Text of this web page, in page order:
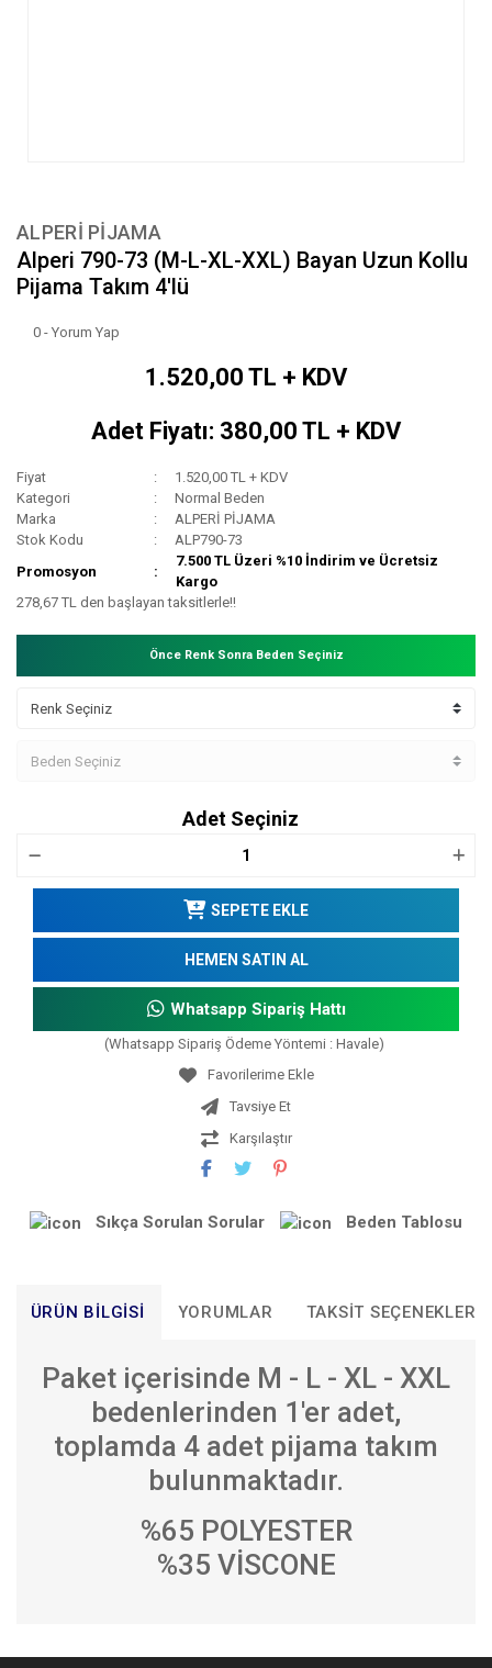
ALPERİ PİJAMA
Alperi 790-73 (M-L-XL-XXL) Bayan Uzun Kollu
Pijama Takım 4'lü
0 - Yorum Yap
1.520,00 TL + KDV
Adet Fiyatı: 380,00 TL + KDV
Fiyat
1.520,00 TL + KDV
Kategori
Normal Beden
Marka
ALPERİ PİJAMA
Stok Kodu
ALP790-73
Promosyon
7.500 TL Üzeri %10 İndirim ve Ücretsiz
Kargo
278,67 TL den başlayan taksitlerle!!
Önce Renk Sonra Beden Seçiniz
Adet Seçiniz
SEPETE EKLE
HEMEN SATIN AL
Whatsapp Sipariş Hattı
(Whatsapp Sipariş Ödeme Yöntemi : Havale)
Tavsiye Et
Karşılaştır
Sıkça Sorulan Sorular Beden Tablosu
ÜRÜN BILGISI YORUMLAR TAKSIT SEÇENEKLERI
Paket içerisinde M - L - XL - XXL
bedenlerinden 1'er adet,
toplamda 4 adet pijama takım
bulunmaktadır.
%65 POLYESTER
%35 VİSCONE
Bu ürünün fiyat bilgisi, resim, ürün açıklamalarında ve diğer